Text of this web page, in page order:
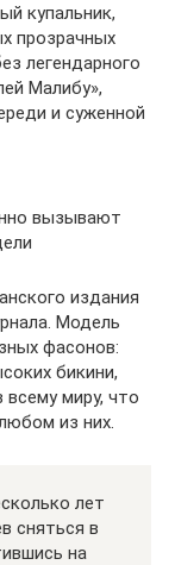
купальник,
прозрачных
легендарного
Малибу»,
и суженной
вызывают
издания
Модель
фасонов:
бикини,
миру, что
из них.
лет
сняться в
на